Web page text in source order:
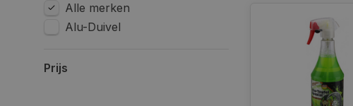
Alle merken
Alu-Duivel
Prijs